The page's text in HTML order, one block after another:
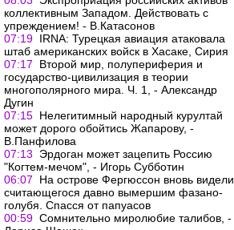
коллективным Западом. Действовать с
упреждением! - В.Катасонов
07:19 IRNA: Турецкая авиация атаковала
штаб американских войск в Хасаке, Сирия
07:17
Второй мир, полупериферия и
государство-цивилизация в теории
многополярного мира. Ч. 1, - Александр
Дугин
07:15 Нелегитимный народный курултай
может дорого обойтись Жапарову, -
В.Панфилова
07:13
Эрдоган может зацепить Россию
"Когтем-мечом", - Игорь Субботин
06:07
На острове Фергюссон вновь видели
считающегося давно вымершим фазано-
голубя. Спасся от папуасов
00:59 Сомнительно миролюбие талибов, -